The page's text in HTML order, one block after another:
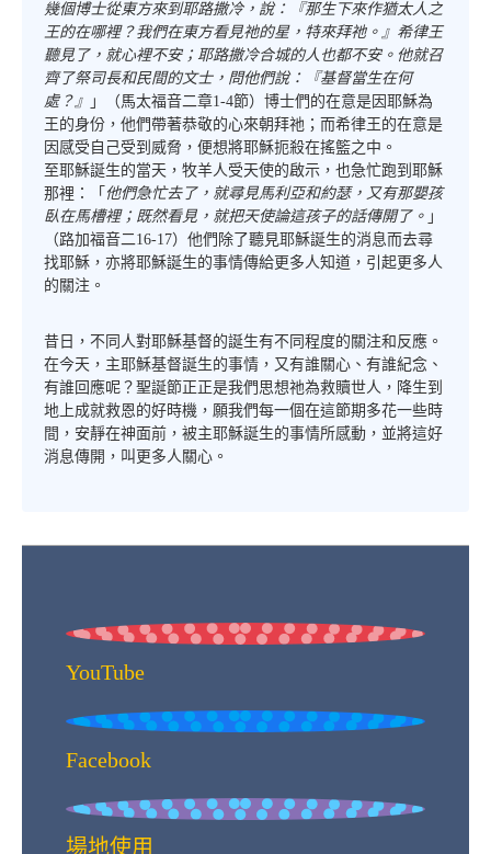
幾個博士從東方來到耶路撒冷，說：『那生下來作猶太人之
王的在哪裡？我們在東方看見祂的星，特來拜祂。』希律王
聽見了，就心裡不安；耶路撒冷合城的人也都不安。他就召
齊了祭司長和民間的文士，問他們說：『基督當生在何
處？』 」（馬太福音二章1-4節）博士們的在意是因耶穌為
王的身份，他們帶著恭敬的心來朝拜祂；而希律王的在意是
因感受自己受到威脅，便想將耶穌扼殺在搖籃之中。
至耶穌誕生的當天，牧羊人受天使的啟示，也急忙跑到耶穌
那裡：「 他們急忙去了，就尋見馬利亞和約瑟，又有那嬰孩
臥在馬槽裡；既然看見，就把天使論這孩子的話傳開了。 」
（路加福音二16-17）他們除了聽見耶穌誕生的消息而去尋
找耶穌，亦將耶穌誕生的事情傳給更多人知道，引起更多人
的關注。
昔日，不同人對耶穌基督的誕生有不同程度的關注和反應。
在今天，主耶穌基督誕生的事情，又有誰關心、有誰紀念、
有誰回應呢？聖誕節正正是我們思想祂為救贖世人，降生到
地上成就救恩的好時機，願我們每一個在這節期多花一些時
間，安靜在神面前，被主耶穌誕生的事情所感動，並將這好
消息傳開，叫更多人關心。
YouTube
Facebook
場地使用